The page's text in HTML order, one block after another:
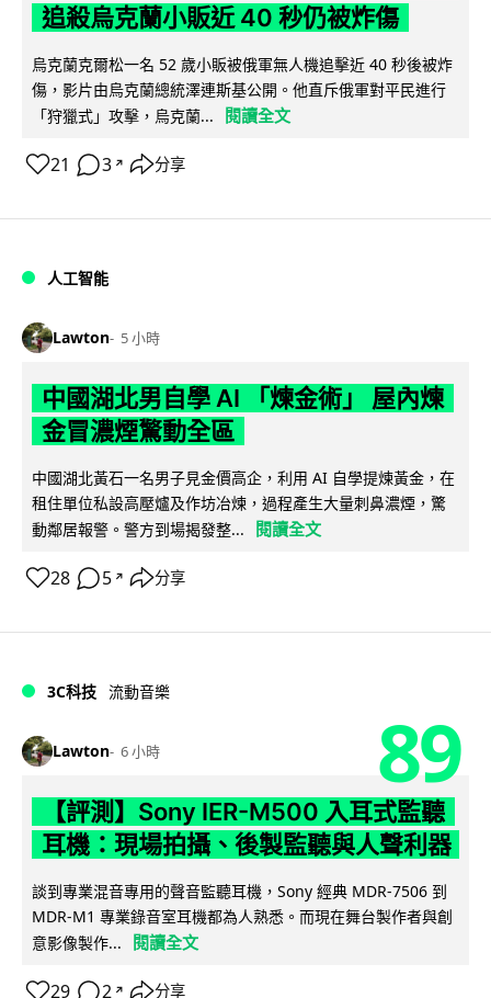
追殺烏克蘭小販近 40 秒仍被炸傷
烏克蘭克爾松一名 52 歲小販被俄軍無人機追擊近 40 秒後被炸
傷，影片由烏克蘭總統澤連斯基公開。他直斥俄軍對平民進行
「狩獵式」攻擊，烏克蘭...
閱讀全文
21 3 ↗ 分享
人工智能
Lawton 5 小時
中國湖北男自學 AI 「煉金術」 屋內煉
金冒濃煙驚動全區
中國湖北黃石一名男子見金價高企，利用 AI 自學提煉黃金，在
租住單位私設高壓爐及作坊冶煉，過程產生大量刺鼻濃煙，驚
動鄰居報警。警方到場揭發整...
閱讀全文
28 5 ↗ 分享
3C科技 流動音樂
Lawton 6 小時 89
【評測】Sony IER-M500 入耳式監聽
耳機：現場拍攝、後製監聽與人聲利器
談到專業混音專用的聲音監聽耳機，Sony 經典 MDR-7506 到
MDR-M1 專業錄音室耳機都為人熟悉。而現在舞台製作者與創
意影像製作...
閱讀全文
29 2 ↗ 分享